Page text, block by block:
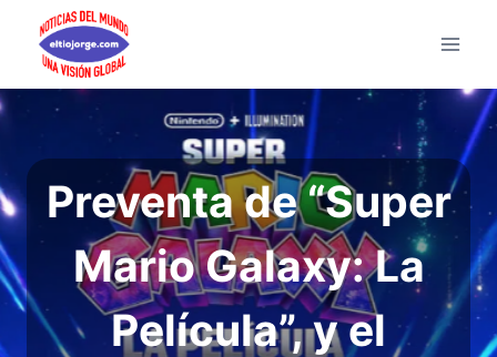
Saltar
contenido
Preventa de “Super
Mario Galaxy: La
Película”, y el